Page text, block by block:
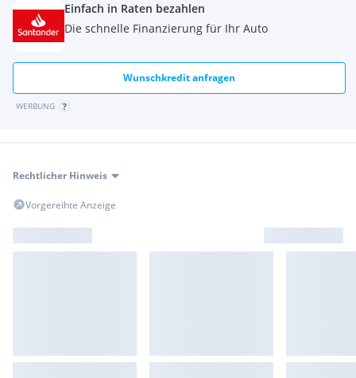
Einfach in Raten bezahlen
Die schnelle Finanzierung für Ihr Auto
Wunschkredit anfragen
WERBUNG
Rechtlicher Hinweis
Vorgereihte Anzeige